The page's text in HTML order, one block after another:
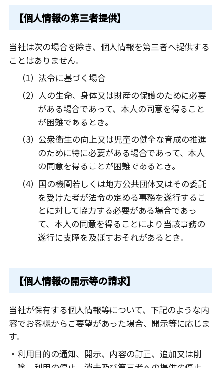
【個人情報の第三者提供】
当社は次の場合を除き、個人情報を第三者へ提供する
ことはありません。
（1）法令に基づく場合
（2）人の生命、身体又は財産の保護のために必要
がある場合であって、本人の同意を得ること
が困難であるとき。
（3）公衆衛生の向上又は児童の健全な育成の推進
のために特に必要がある場合であって、本人
の同意を得ることが困難であるとき。
（4）国の機関若しくは地方公共団体又はその委託
を受けた者が法令の定める事務を遂行するこ
とに対して協力する必要がある場合であっ
て、本人の同意を得ることにより当該事務の
遂行に支障を及ぼすおそれがあるとき。
【個人情報の開示等の請求】
当社が保有する個人情報等について、下記のような内
容でお客様からご要望があった場合、開示等に応じま
す。
・利用目的の通知、開示、内容の訂正、追加又は削